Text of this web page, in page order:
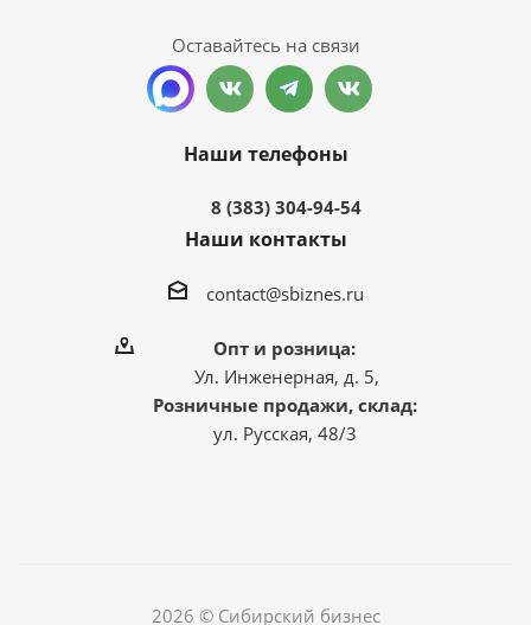
Оставайтесь на связи
Наши телефоны
8 (383) 304-94-54
Наши контакты
contact@sbiznes.ru
Опт и розница:
Ул. Инженерная, д. 5,
Розничные продажи, склад:
ул. Русская, 48/3
2026 © Сибирский бизнес